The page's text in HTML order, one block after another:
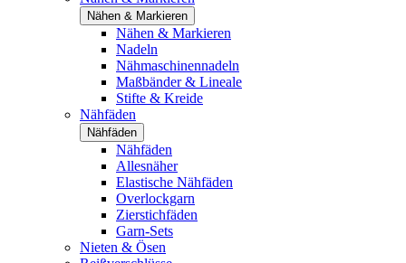
Nähen & Markieren
Nähen & Markieren
Nadeln
Nähmaschinennadeln
Maßbänder & Lineale
Stifte & Kreide
Nähfäden
Nähfäden
Nähfäden
Allesnäher
Elastische Nähfäden
Overlockgarn
Zierstichfäden
Garn-Sets
Nieten & Ösen